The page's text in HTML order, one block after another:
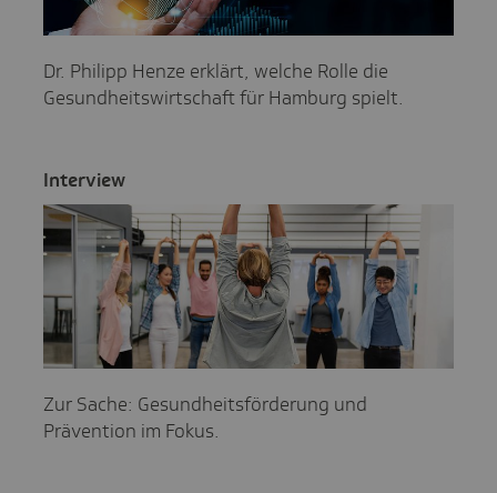
Dr. Philipp Henze erklärt, welche Rolle die
Gesundheitswirtschaft für Hamburg spielt.
Inter­view
Zur Sache: Gesundheitsförderung und
Prävention im Fokus.